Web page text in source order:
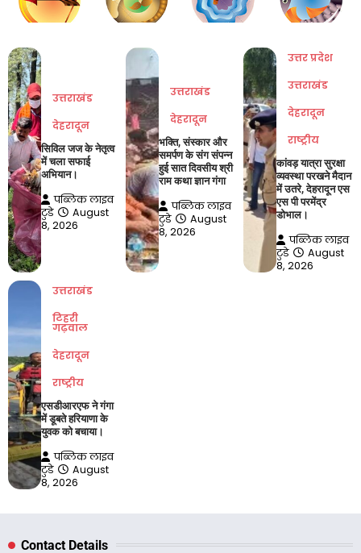
उत्तराखंड
देहरादून
सिविल जज के नेतृत्व
में चला सफाई
अभियान।
पब्लिक लाइव
टुडे
August
8, 2026
उत्तराखंड
देहरादून
भक्ति, संस्कार और
समर्पण के संग संपन्न
हुई सात दिवसीय श्री
राम कथा ज्ञान गंगा
पब्लिक लाइव
टुडे
August
8, 2026
उत्तर प्रदेश
उत्तराखंड
देहरादून
राष्ट्रीय
कांवड़ यात्रा सुरक्षा
व्यवस्था परखने मैदान
में उतरे, देहरादून एस
एस पी परमेंद्र
डोभाल।
पब्लिक लाइव
टुडे
August
8, 2026
उत्तराखंड
टिहरी
गढ़वाल
देहरादून
राष्ट्रीय
एसडीआरएफ ने गंगा
में डूबते हरियाणा के
युवक को बचाया।
पब्लिक लाइव
टुडे
August
8, 2026
Contact Details